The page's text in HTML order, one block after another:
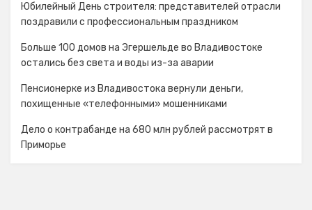
Юбилейный День строителя: представителей отрасли
поздравили с профессиональным праздником
Больше 100 домов на Эгершельде во Владивостоке
остались без света и воды из-за аварии
Пенсионерке из Владивостока вернули деньги,
похищенные «телефонными» мошенниками
Дело о контрабанде на 680 млн рублей рассмотрят в
Приморье